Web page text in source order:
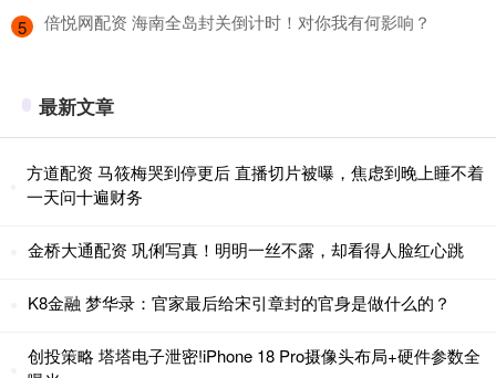
5 ​倍悦网配资 海南全岛封关倒计时！对你我有何影响？
最新文章
方道配资 马筱梅哭到停更后 直播切片被曝，焦虑到晚上睡不着
一天问十遍财务
金桥大通配资 巩俐写真！明明一丝不露，却看得人脸红心跳
K8金融 梦华录：官家最后给宋引章封的官身是做什么的？
创投策略 塔塔电子泄密!iPhone 18 Pro摄像头布局+硬件参数全